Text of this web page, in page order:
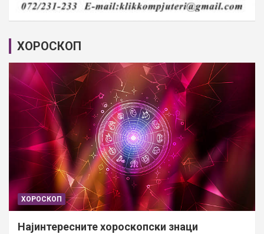
ХОРОСКОП
ХОРОСКОП
Најинтересните хороскопски знаци